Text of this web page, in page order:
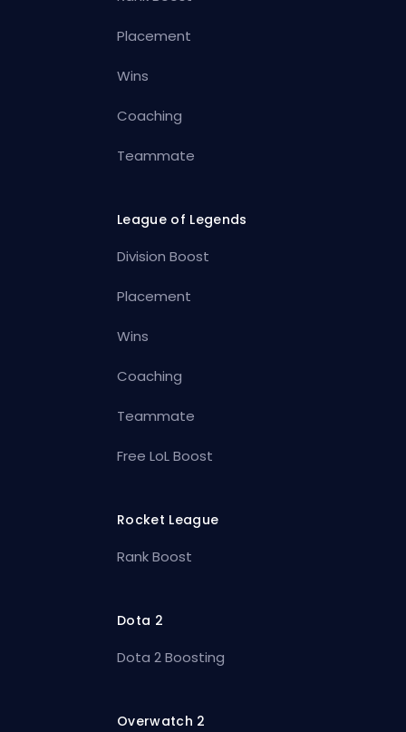
Placement
Wins
Coaching
Teammate
League of Legends
Division Boost
Placement
Wins
Coaching
Teammate
Free LoL Boost
Rocket League
Rank Boost
Dota 2
Dota 2 Boosting
Overwatch 2